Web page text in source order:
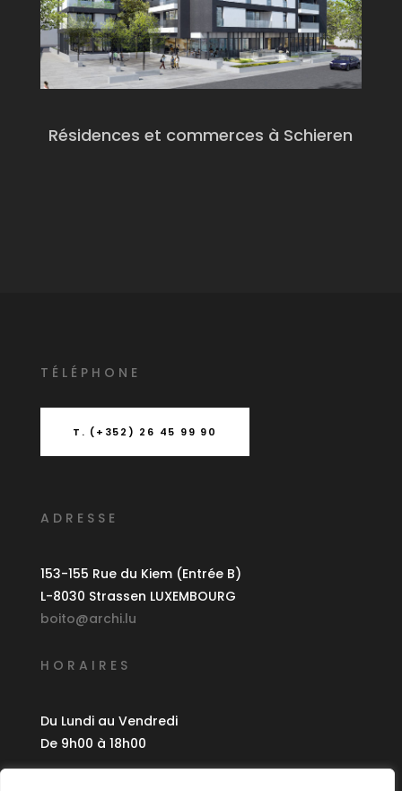
Résidences et commerces à Schieren
T É L É PHONE
T. (+352) 26 45 99 90
ADRESSE
153-155 Rue du Kiem (Entrée B)
L-8030 Strassen LUXEMBOURG
boito@archi.lu
HORAIRES
Du Lundi au Vendredi
De 9h00 à 18h00